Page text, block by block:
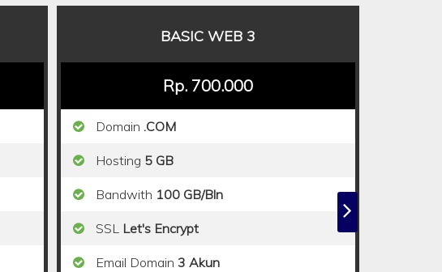
BASIC WEB 3
Rp. 700.000
Domain .COM
Hosting 5 GB
Bandwith 100 GB/Bln
SSL Let's Encrypt
Email Domain 3 Akun